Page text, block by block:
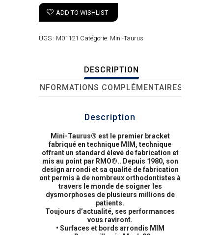
ADD TO WISHLIST
UGS : M01121 Catégorie: Mini-Taurus
DESCRIPTION
INFORMATIONS COMPLÉMENTAIRES
Description
Mini-Taurus® est le premier bracket
fabriqué en technique MIM, technique
offrant un standard élevé de fabrication et
mis au point par RMO®.. Depuis 1980, son
design arrondi et sa qualité de fabrication
ont permis à de nombreux orthodontistes à
travers le monde de soigner les
dysmorphoses de plusieurs millions de
patients.
Toujours d’actualité, ses performances
vous raviront.
• Surfaces et bords arrondis MIM